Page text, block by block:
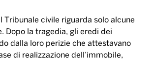
Tribunale civile riguarda solo alcune
Dopo la tragedia, gli eredi dei
dalla loro perizie che attestavano
di realizzazione dell’immobile,